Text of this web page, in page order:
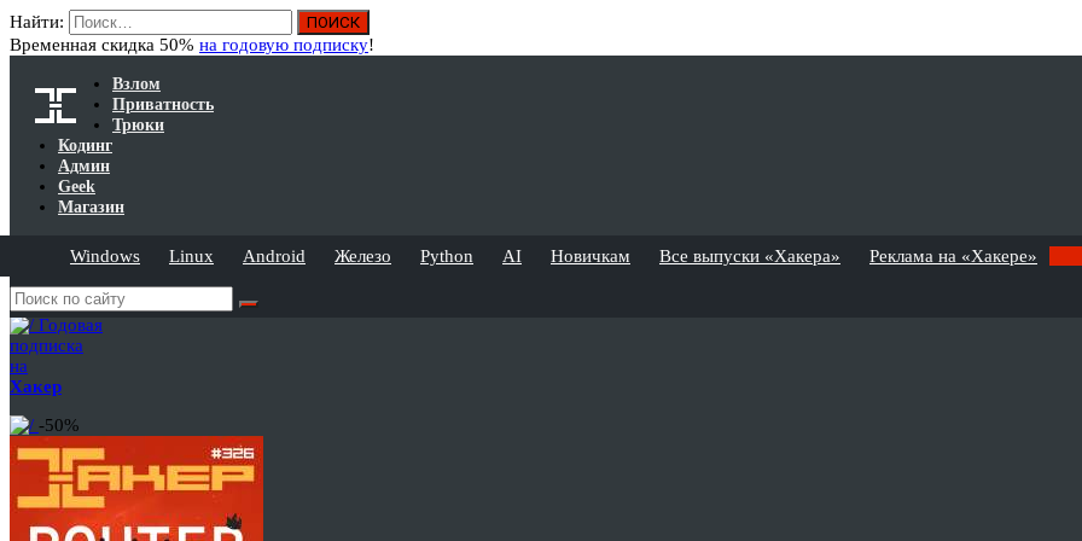
Найти:
Временная скидка 50% на годовую подписку!
Взлом
Приватность
Трюки
Кодинг
Админ
Geek
Магазин
Windows Linux Android Железо Python AI Новичкам Все выпуски «Хакера» Реклама на «Хакере»
Годовая
подписка
на
Хакер
-50%